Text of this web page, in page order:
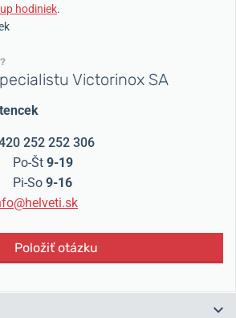
hodiniek.
Victorinox SA
252 252 306
Po-Št 9-19
Pi-So 9-16
Položiť otázku